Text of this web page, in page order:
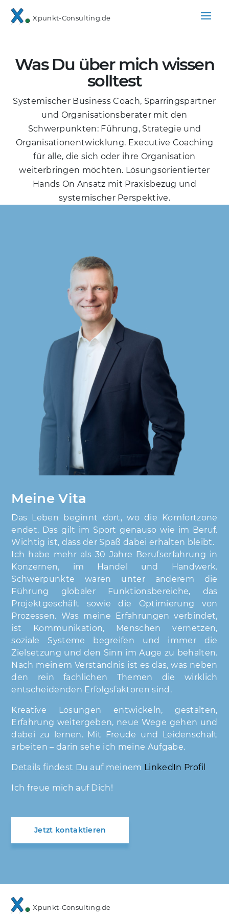
Xpunkt-Consulting.de
Was Du über mich wissen
solltest
Systemischer Business Coach, Sparringspartner
und Organisationsberater mit den
Schwerpunkten: Führung, Strategie und
Organisationentwicklung. Executive Coaching
für alle, die sich oder ihre Organisation
weiterbringen möchten. Lösungsorientierter
Hands On Ansatz mit Praxisbezug und
systemischer Perspektive.
Meine Vita
Das Leben beginnt dort, wo die Komfortzone
endet. Das gilt im Sport genauso wie im Beruf.
Wichtig ist, dass der Spaß dabei erhalten bleibt.
Ich habe mehr als 30 Jahre Berufserfahrung in
Konzernen, im Handel und Handwerk.
Schwerpunkte waren unter anderem die
Führung globaler Funktionsbereiche, das
Projektgeschäft sowie die Optimierung von
Prozessen. Was meine Erfahrungen verbindet,
ist Kommunikation, Menschen vernetzen,
soziale Systeme begreifen und immer die
Zielsetzung und den Sinn im Auge zu behalten.
Nach meinem Verständnis ist es das, was neben
den rein fachlichen Themen die wirklich
entscheidenden Erfolgsfaktoren sind.
Kreative Lösungen entwickeln, gestalten,
Erfahrung weitergeben, neue Wege gehen und
dabei zu lernen. Mit Freude und Leidenschaft
arbeiten – darin sehe ich meine Aufgabe.
Details findest Du auf meinem LinkedIn Profil
Ich freue mich auf Dich!
Jetzt kontaktieren
Xpunkt-Consulting.de